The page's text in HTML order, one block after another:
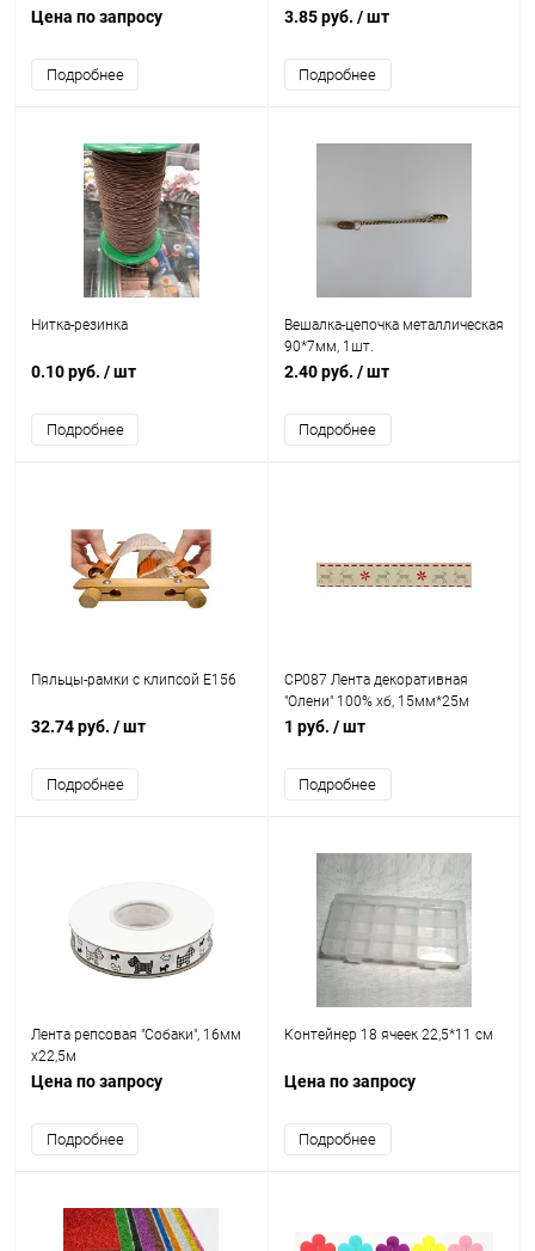
Цена по запросу
Подробнее
Hobby&Pro
3.85 руб. / шт
Подробнее
Нитка-резинка
0.10 руб. / шт
Подробнее
Вешалка-цепочка металлическая
90*7мм, 1шт.
2.40 руб. / шт
Подробнее
Пяльцы-рамки с клипсой E156
32.74 руб. / шт
Подробнее
CP087 Лента декоративная
"Олени" 100% хб, 15мм*25м
1 руб. / шт
Подробнее
Лента репсовая "Собаки", 16мм
х22,5м
Цена по запросу
Подробнее
Контейнер 18 ячеек 22,5*11 см
Цена по запросу
Подробнее